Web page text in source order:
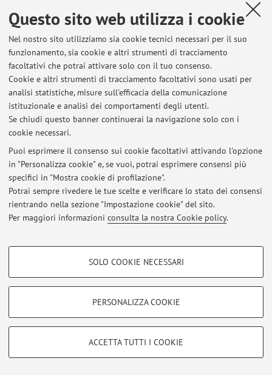
Questo sito web utilizza i cookie
Nel nostro sito utilizziamo sia cookie tecnici necessari per il suo
funzionamento, sia cookie e altri strumenti di tracciamento
facoltativi che potrai attivare solo con il tuo consenso.
Cookie e altri strumenti di tracciamento facoltativi sono usati per
analisi statistiche, misure sull'efficacia della comunicazione
istituzionale e analisi dei comportamenti degli utenti.
Se chiudi questo banner continuerai la navigazione solo con i
cookie necessari.
Puoi esprimere il consenso sui cookie facoltativi attivando l'opzione
in "Personalizza cookie" e, se vuoi, potrai esprimere consensi più
specifici in "Mostra cookie di profilazione".
Potrai sempre rivedere le tue scelte e verificare lo stato dei consensi
rientrando nella sezione "Impostazione cookie" del sito.
Per maggiori informazioni consulta la nostra Cookie policy.
COOKIE DI PROFILAZIONE - FACOLTATIVI
COOKIE TECNICI - NECESSARI
Si tratta di cookie tecnici utilizzati, a titolo esemplificativo, per il corretto
SOLO COOKIE NECESSARI
PERSONALIZZA COOKIE
ACCETTA TUTTI I COOKIE
Avvisi
Al momento non sono presenti avvisi.
Area riservata
Accedi tramitelogin
© 2026 - ALMA MATER STUDIORUM - Università di Bologna - Via
Zamboni, 33 - 40126 Bologna - Partita IVA: 01131710376
Privacy|Note legali|Impostazioni Cookie